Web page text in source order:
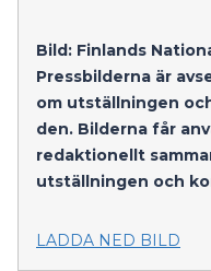
Bild: Finlands
Pressbilderna är
om utställningen
den. Bilderna får
redaktionellt
utställningen och
LADDA NED BILD